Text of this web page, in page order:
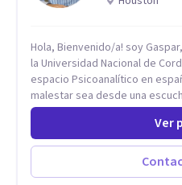
Hola, Bienvenido/a! soy
la Universidad Nacional de
espacio Psicoanalítico en
malestar sea desde una
rescatando lo singular de
Considero que todas las
sufrir y cada una por
espacio donde se le dará un
singulares de cada uno, para luego
Ver